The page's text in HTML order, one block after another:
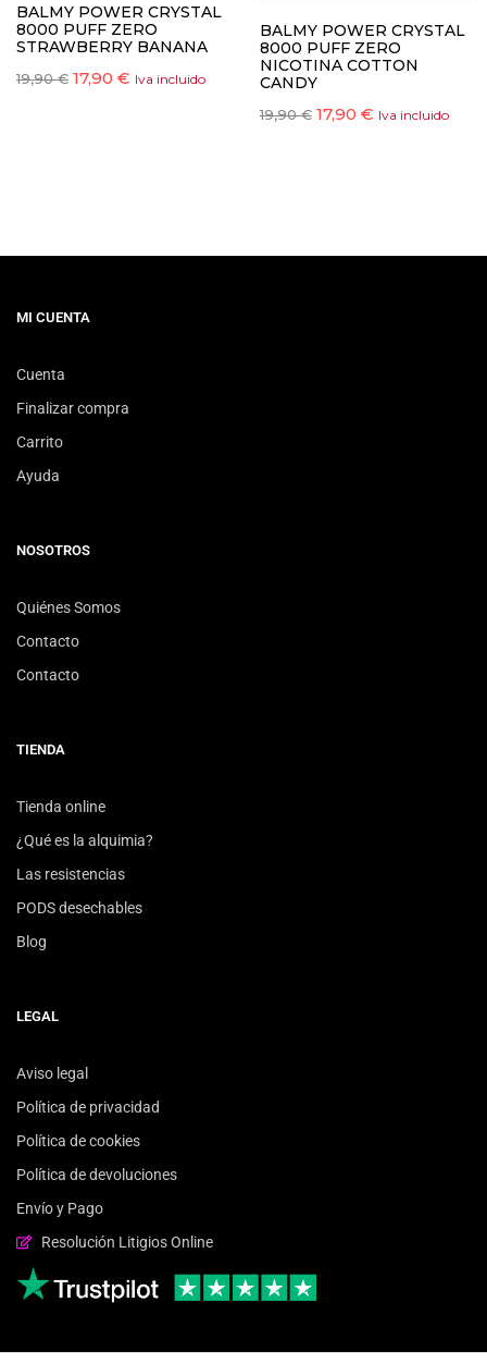
BALMY POWER CRYSTAL
8000 PUFF ZERO
STRAWBERRY BANANA
19,90€ 17,90 € Iva incluido
BALMY POWER CRYSTAL
8000 PUFF ZERO
NICOTINA COTTON
CANDY
19,90€ 17,90 € Iva incluido
MI CUENTA
Cuenta
Finalizar compra
Carrito
Ayuda
NOSOTROS
Quiénes Somos
Contacto
Contacto
TIENDA
Tienda online
¿Qué es la alquimia?
Las resistencias
PODS desechables
Blog
LEGAL
Aviso legal
Política de privacidad
Política de cookies
Política de devoluciones
Envío y Pago
Resolución Litigios Online